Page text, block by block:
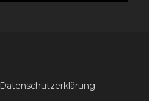
Datenschutzerklärung